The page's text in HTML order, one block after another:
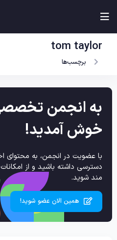
tom taylor
برچسب‌ها
به انجمن
خوش آمدید!
با عضویت در انجمن، به محتوای
دسترسی داشته باشید و از
مند شوید.
همین الان عضو شوید!